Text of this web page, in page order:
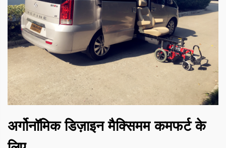
अर्गोनॉमिक डिज़ाइन मैक्सिमम कमफर्ट के